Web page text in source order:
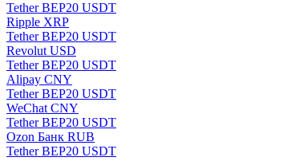
Tether BEP20 USDT
Ripple XRP
Tether BEP20 USDT
Revolut USD
Tether BEP20 USDT
Alipay CNY
Tether BEP20 USDT
WeChat CNY
Tether BEP20 USDT
Ozon Банк RUB
Tether BEP20 USDT